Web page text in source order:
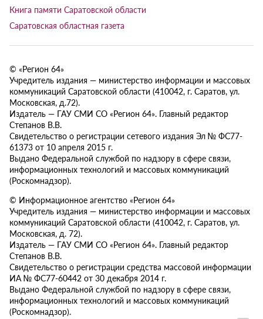
Книга памяти Саратовской области
Саратовская областная газета
© «Регион 64»
Учредитель издания — министерство информации и массовых
коммуникаций Саратовской области (410042, г. Саратов, ул.
Московская, д.72).
Издатель — ГАУ СМИ СО «Регион 64». Главный редактор
Степанов В.В.
Свидетельство о регистрации сетевого издания Эл № ФС77-
61373 от 10 апреля 2015 г.
Выдано Федеральной службой по надзору в сфере связи,
информационных технологий и массовых коммуникаций
(Роскомнадзор).
© Информационное агентство «Регион 64»
Учредитель издания — министерство информации и массовых
коммуникаций Саратовской области (410042, г. Саратов, ул.
Московская, д. 72).
Издатель — ГАУ СМИ СО «Регион 64». Главный редактор
Степанов В.В.
Свидетельство о регистрации средства массовой информации
ИА № ФС77-60442 от 30 декабря 2014 г.
Выдано Федеральной службой по надзору в сфере связи,
информационных технологий и массовых коммуникаций
(Роскомнадзор).